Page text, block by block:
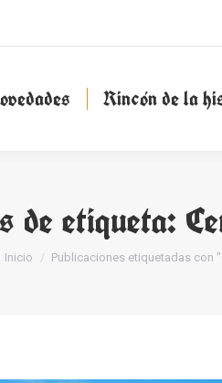
Rincón de la
de etiqueta:
Estás aquí:
Inicio Publicaciones etiquetadas con
Rincón de la